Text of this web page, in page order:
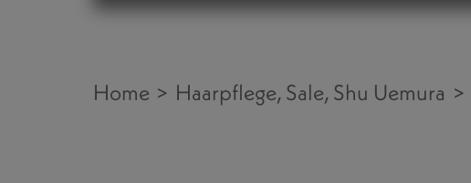
Home Haarpflege Sale Shu Uemura